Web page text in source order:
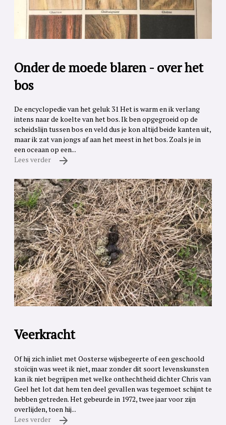
Onder de moede blaren - over het
bos
De encyclopedie van het geluk 31 Het is warm en ik verlang
intens naar de koelte van het bos. Ik ben opgegroeid op de
scheidslijn tussen bos en veld dus je kon altijd beide kanten uit,
maar ik zat van jongs af aan het meest in het bos. Zoals je in
een oceaan op een...
Lees verder
Veerkracht
Of hij zich inliet met Oosterse wijsbegeerte of een geschoold
stoïcijn was weet ik niet, maar zonder dit soort levenskunsten
kan ik niet begrijpen met welke onthechtheid dichter Chris van
Geel het lot dat hem ten deel gevallen was tegemoet schijnt te
hebben getreden. Het gebeurde in 1972, twee jaar voor zijn
overlijden, toen hij...
Lees verder